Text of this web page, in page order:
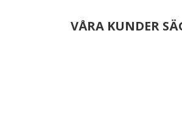
VÅRA KUNDER